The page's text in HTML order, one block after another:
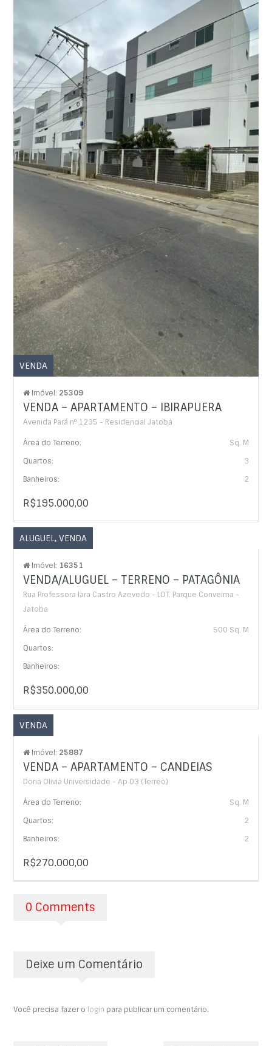
VENDA
Imóvel: 25309
VENDA – APARTAMENTO – IBIRAPUERA
Avenida Pará nº 1235 - Residencial Jatobá
Área do Terreno:
Sq. M
Quartos:
3
Banheiros:
2
R$195.000,00
ALUGUEL,VENDA
Imóvel: 16351
VENDA/ALUGUEL – TERRENO – PATAGÔNIA
Rua Professora Iara Castro Azevedo - LOT. Parque Conveima -
Jatoba
Área do Terreno:
500 Sq. M
Quartos:
Banheiros:
R$350.000,00
VENDA
Imóvel: 25887
VENDA – APARTAMENTO – CANDEIAS
Dona Olivia Universidade - Ap 03 (Terreo)
Área do Terreno:
Sq. M
Quartos:
2
Banheiros:
2
R$270.000,00
0 Comments
Deixe um Comentário
Você precisa fazer o login para publicar um comentário.